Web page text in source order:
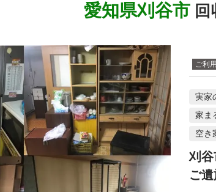
愛知県刈谷市回
ご利
実家
家ま
空き
刈
ご